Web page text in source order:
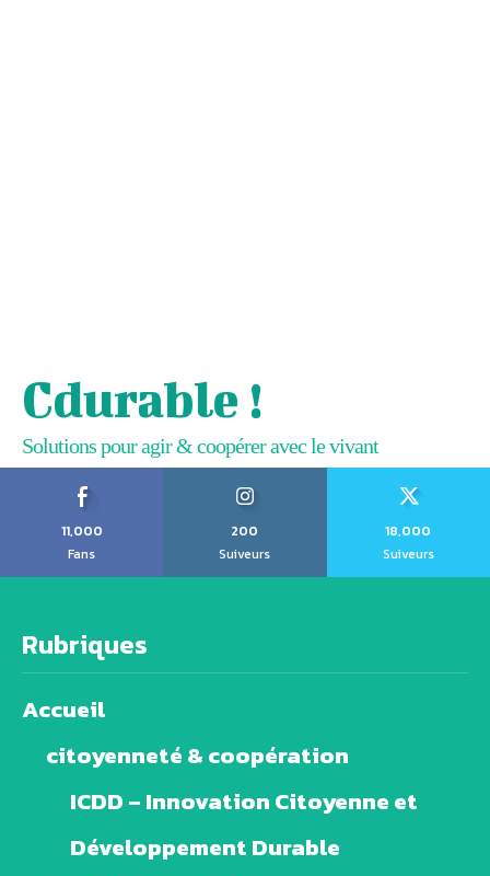
Cdurable !
Solutions pour agir & coopérer avec le vivant
11,000
Fans
200
Suiveurs
18,000
Suiveurs
Rubriques
Accueil
citoyenneté & coopération
ICDD – Innovation Citoyenne et
Développement Durable